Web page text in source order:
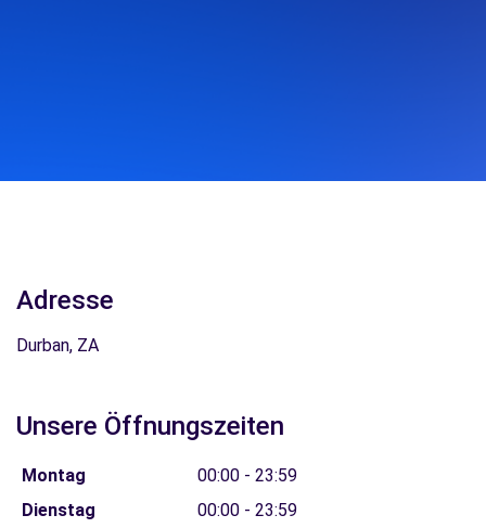
Adresse
Durban, ZA
Unsere Öffnungszeiten
Montag
00:00 - 23:59
Dienstag
00:00 - 23:59